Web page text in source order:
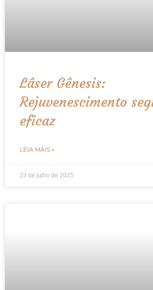
Lâser Gênesis:
Rejuvenescimento
eficaz
LEIA MAIS »
23 de julho de 2025